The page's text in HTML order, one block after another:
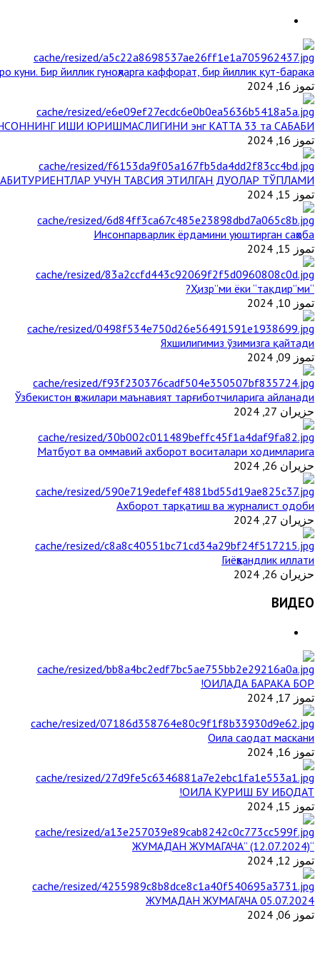
куни. Бир йиллик гуноҳларга каффорат, бир йиллик қут-барака
تموز 16, 2024
ИШИ ЮРИШМАСЛИГИНИ энг КАТТА 33 та САБАБИ
تموز 16, 2024
АБИТУРИЕНТЛАР УЧУН ТАВСИЯ ЭТИЛГАН ДУОЛАР ТЎПЛАМИ
تموز 15, 2024
Инсонпарварлик ёрдамини уюштирган саҳоба
تموز 15, 2024
“Ҳизр”ми ёки “тақдир”ми?
تموز 10, 2024
Яхшилигимиз ўзимизга қайтади
تموز 09, 2024
Ўзбекистон ҳожилари маънавият тарғиботчиларига айланади
حزيران 27, 2024
Матбуот ва оммавий ахборот воситалари ходимларига
حزيران 26, 2024
Ахборот тарқатиш ва журналист одоби
حزيران 27, 2024
Гиёҳвандлик иллати
حزيران 26, 2024
ВИДЕО
ОИЛАДА БАРАКА БОР!
تموز 17, 2024
Оила саодат маскани
تموز 16, 2024
ОИЛА ҚУРИШ БУ ИБОДАТ!
تموز 15, 2024
“ЖУМАДАН ЖУМАГАЧА” (12.07.2024)
تموز 12, 2024
ЖУМАДАН ЖУМАГАЧА 05.07.2024
تموز 06, 2024